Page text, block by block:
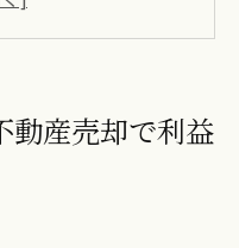
相場と物件管理状
る具体的なポイン
動産売却で利益